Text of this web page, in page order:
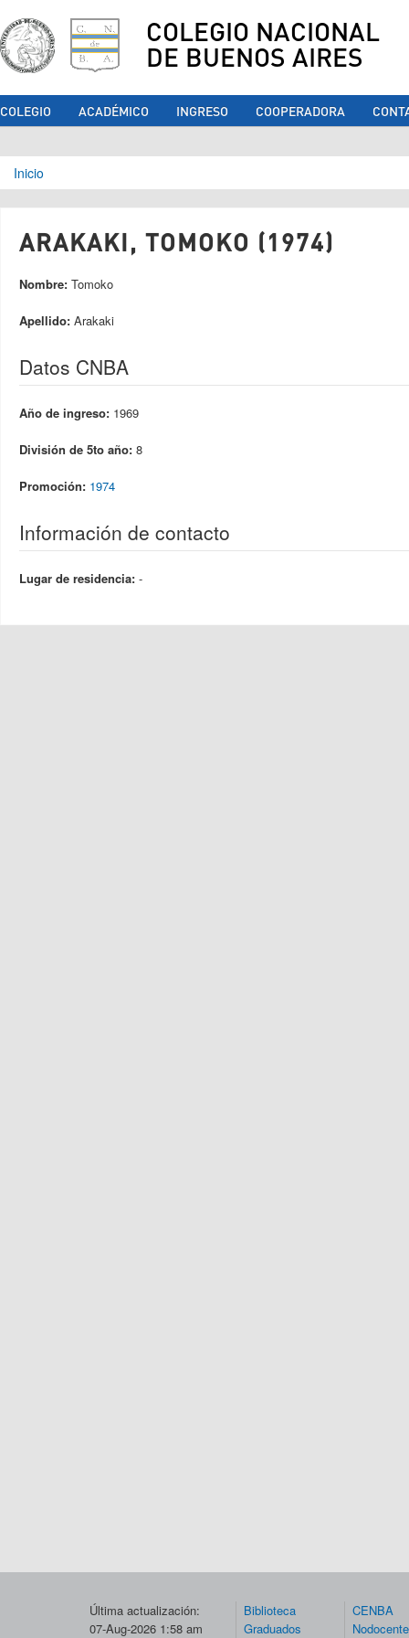
COLEGIO NACIONAL
DE BUENOS AIRES
COLEGIO ACADÉMICO INGRESO COOPERADORA
Se encuentra usted aquí
Inicio
ARAKAKI, TOMOKO (1974)
Nombre: Tomoko
Apellido: Arakaki
Datos CNBA
Año de ingreso: 1969
División de 5to año: 8
Promoción: 1974
Información de contacto
Lugar de residencia: -
Última actualización:
07-Aug-2026 1:58 am
Biblioteca
Graduados
CENBA